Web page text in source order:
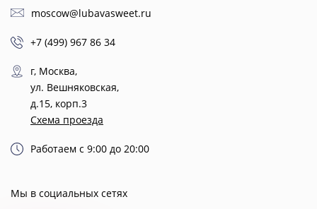
moscow@lubavasweet.ru
+7 (499) 967 86 34
г, Москва,
ул. Вешняковская,
д.15, корп.3
Схема проезда
Работаем с 9:00 до 20:00
Мы в социальных сетях